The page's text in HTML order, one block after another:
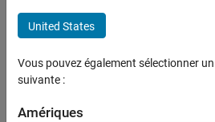
United States
Vous pouvez également sélectionner
suivante :
Amériques